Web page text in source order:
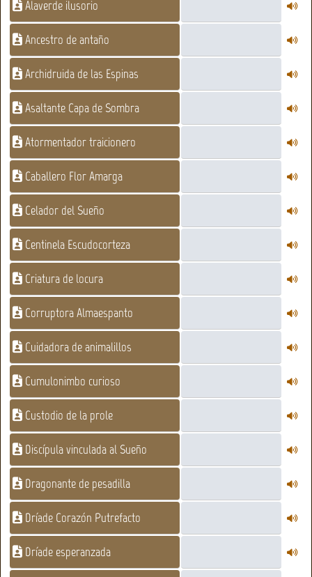
Alaverde ilusorio
Ancestro de antaño
Archidruida de las Espinas
Asaltante Capa de Sombra
Atormentador traicionero
Caballero Flor Amarga
Celador del Sueño
Centinela Escudocorteza
Criatura de locura
Corruptora Almaespanto
Cuidadora de animalillos
Cumulonimbo curioso
Custodio de la prole
Discípula vinculada al Sueño
Dragonante de pesadilla
Dríade Corazón Putrefacto
Dríade esperanzada